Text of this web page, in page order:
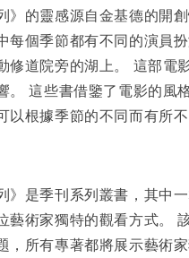
100
- +
加入購物車
》的靈感源自金基德的開
每個季節都有不同的演員
修道院旁的湖上。 這部電
。 這些書借鑒了電影的風
以根據季節的不同而有所不
》是季刊系列叢書，其中
藝術家獨特的觀看方式。
，所有專著都將展示藝術